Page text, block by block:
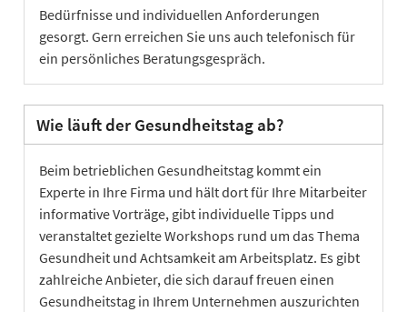
Bedürfnisse und individuellen Anforderungen
gesorgt. Gern erreichen Sie uns auch telefonisch für
ein persönliches Beratungsgespräch.
Wie läuft der Gesundheitstag ab?
Beim betrieblichen Gesundheitstag kommt ein
Experte in Ihre Firma und hält dort für Ihre Mitarbeiter
informative Vorträge, gibt individuelle Tipps und
veranstaltet gezielte Workshops rund um das Thema
Gesundheit und Achtsamkeit am Arbeitsplatz. Es gibt
zahlreiche Anbieter, die sich darauf freuen einen
Gesundheitstag in Ihrem Unternehmen auszurichten